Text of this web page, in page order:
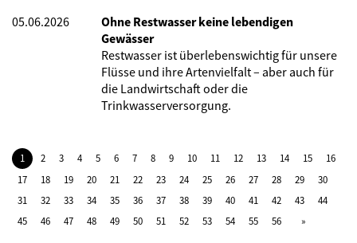
05.06.2026
Ohne Restwasser keine lebendigen
Gewässer
Restwasser ist überlebenswichtig für unsere
Flüsse und ihre Artenvielfalt – aber auch für
die Landwirtschaft oder die
Trinkwasserversorgung.
1 2 3 4 5 6 7 8 9 10 11 12 13 14 15
16
17
18 19 20 21 22 23 24 25 26 27 28 29
30
31
32 33 34 35 36 37 38 39 40 41 42 43
44
45
46 47 48 49 50 51 52 53 54 55 56